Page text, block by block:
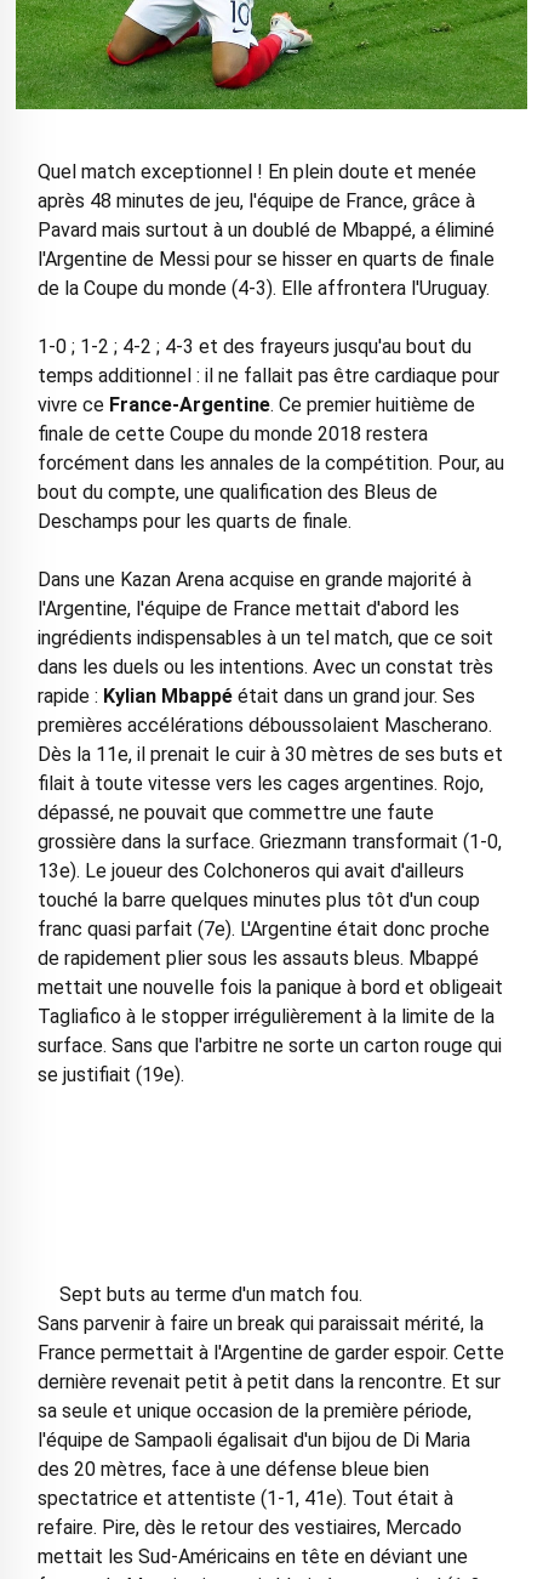
Quel match exceptionnel ! En plein doute et menée
après 48 minutes de jeu, l'équipe de France, grâce à
Pavard mais surtout à un doublé de Mbappé, a éliminé
l'Argentine de Messi pour se hisser en quarts de finale
de la Coupe du monde (4-3). Elle affrontera l'Uruguay.
1-0 ; 1-2 ; 4-2 ; 4-3 et des frayeurs jusqu'au bout du
temps additionnel : il ne fallait pas être cardiaque pour
vivre ce France-Argentine. Ce premier huitième de
finale de cette Coupe du monde 2018 restera
forcément dans les annales de la compétition. Pour, au
bout du compte, une qualification des Bleus de
Deschamps pour les quarts de finale.
Dans une Kazan Arena acquise en grande majorité à
l'Argentine, l'équipe de France mettait d'abord les
ingrédients indispensables à un tel match, que ce soit
dans les duels ou les intentions. Avec un constat très
rapide : Kylian Mbappéétait dans un grand jour. Ses
premières accélérations déboussolaient Mascherano.
Dès la 11e, il prenait le cuir à 30 mètres de ses buts et
filait à toute vitesse vers les cages argentines. Rojo,
dépassé, ne pouvait que commettre une faute
grossière dans la surface. Griezmann transformait (1-0,
13e). Le joueur des Colchoneros qui avait d'ailleurs
touché la barre quelques minutes plus tôt d'un coup
franc quasi parfait (7e). L'Argentine était donc proche
de rapidement plier sous les assauts bleus. Mbappé
mettait une nouvelle fois la panique à bord et obligeait
Tagliafico à le stopper irrégulièrement à la limite de la
surface. Sans que l'arbitre ne sorte un carton rouge qui
se justifiait (19e).
Sept buts au terme d'un match fou.
Sans parvenir à faire un break qui paraissait mérité, la
France permettait à l'Argentine de garder espoir. Cette
dernière revenait petit à petit dans la rencontre. Et sur
sa seule et unique occasion de la première période,
l'équipe de Sampaoli égalisait d'un bijou de Di Maria
des 20 mètres, face à une défense bleue bien
spectatrice et attentiste (1-1, 41e). Tout était à
refaire. Pire, dès le retour des vestiaires, Mercado
mettait les Sud-Américains en tête en déviant une